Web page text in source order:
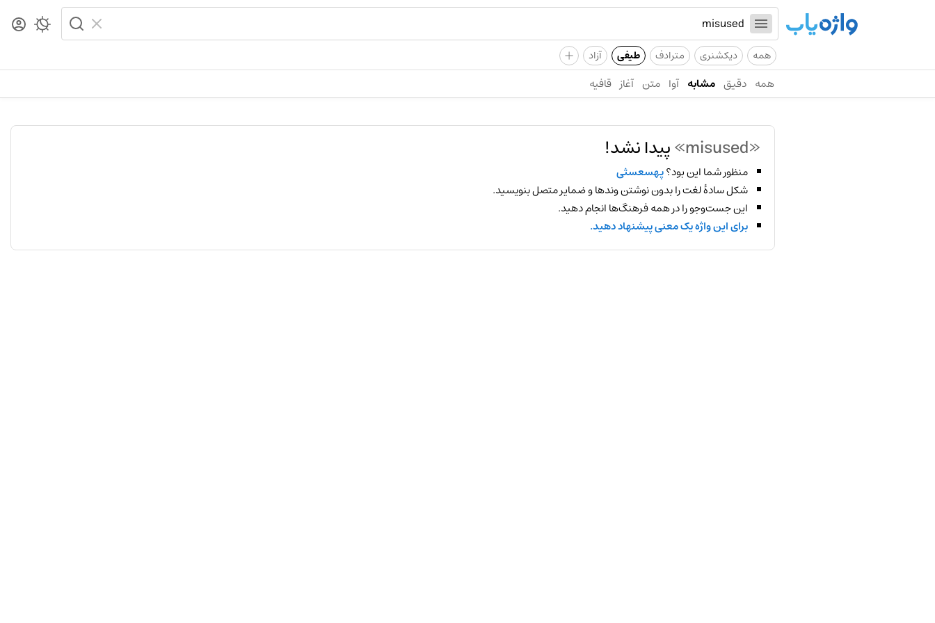
همه دیکشنری مترادف طیفی آزاد +
همه دقیق مشابه آوا متن آغاز قافیه
«misused» پیدا نشد!
منظور شما این بود؟پهسعسثی
شکل سادهٔ لغت را بدون نوشتن وندها و ضمایر متصل بنویسید.
این جست‌وجو را در همه فرهنگ‌ها انجام دهید.
برای این واژه یک معنی پیشنهاد دهید.